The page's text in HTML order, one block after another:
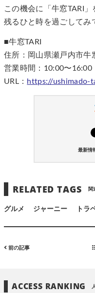
この機会に「牛窓TARI
残るひと時を過ごしてみ
■牛窓TARI
住所：岡山県瀬戸内市牛
営業時間：10:00〜16:00
URL： https://ushimado-
最新情
RELATED TAGS 関
グルメ ジャーニー トラ
前の記事
ACCESS RANKING